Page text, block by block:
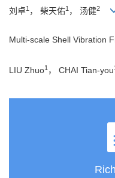
刘卓1 ， 柴天佑1 ， 汤健2
Multi-scale Shell Vibration
LIU Zhuo1 ， CHAI Tian-you